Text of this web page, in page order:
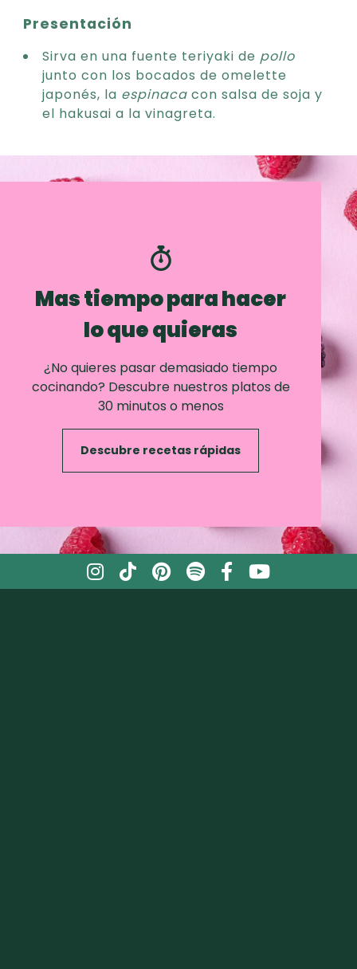
Presentación
Sirva en una fuente teriyaki de pollo
junto con los bocados de omelette
japonés, la espinaca con salsa de soja y
el hakusai a la vinagreta.
Mas tiempo para hacer
lo que quieras
¿No quieres pasar demasiado tiempo
cocinando? Descubre nuestros platos de
30 minutos o menos
Descubre recetas rápidas